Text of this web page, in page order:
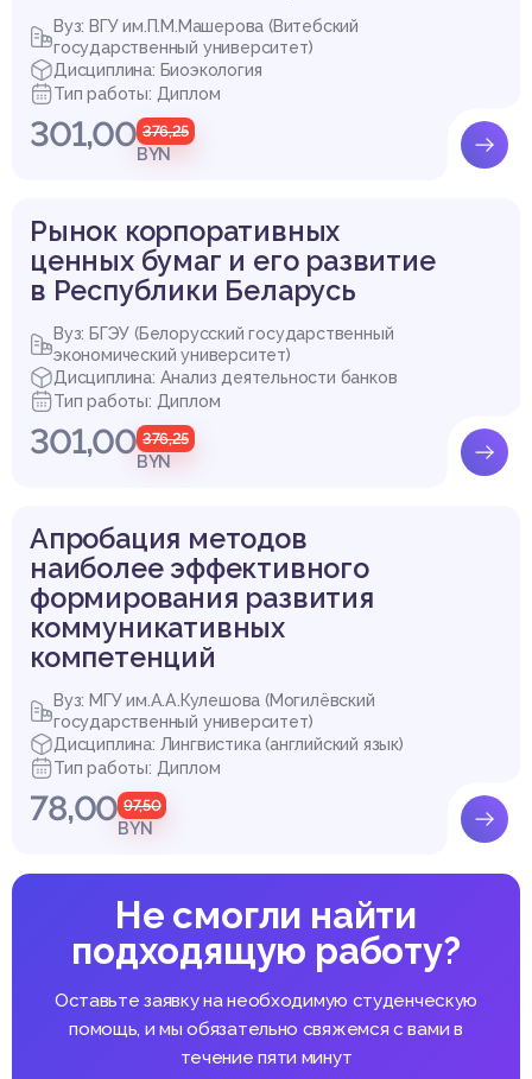
Вуз: ВГУ им.П.М.Машерова (Витебский
государственный университет)
Дисциплина: Биоэкология
Тип работы: Диплом
301,00 376,25
BYN
Рынок корпоративных
ценных бумаг и его развитие
в Республики Беларусь
Вуз: БГЭУ (Белорусский государственный
экономический университет)
Дисциплина: Анализ деятельности банков
Тип работы: Диплом
301,00 376,25
BYN
Апробация методов
наиболее эффективного
формирования развития
коммуникативных
компетенций
Вуз: МГУ им.А.А.Кулешова (Могилёвский
государственный университет)
Дисциплина: Лингвистика (английский язык)
Тип работы: Диплом
78,00 97,50
BYN
Не смогли найти
подходящую работу?
Оставьте заявку на необходимую студенческую
помощь, и мы обязательно свяжемся с вами в
течение пяти минут